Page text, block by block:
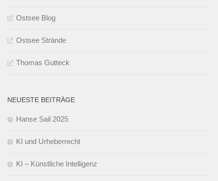
Ostsee Blog
Ostsee Strände
Thomas Gutteck
NEUESTE BEITRÄGE
Hanse Sail 2025
KI und Urheberrecht
KI – Künstliche Intelligenz